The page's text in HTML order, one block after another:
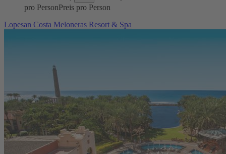
pro PersonPreis pro Person
Lopesan Costa Meloneras Resort & Spa